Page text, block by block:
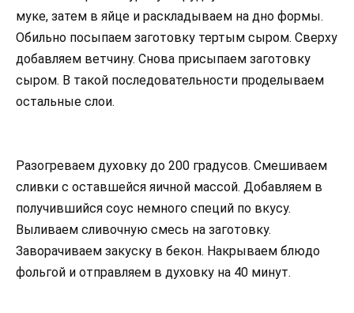
муке, затем в яйце и раскладываем на дно формы.
Обильно посыпаем заготовку тертым сыром. Сверху
добавляем ветчину. Снова присыпаем заготовку
сыром. В такой последовательности проделываем
остальные слои.
Разогреваем духовку до 200 градусов. Смешиваем
сливки с оставшейся яичной массой. Добавляем в
получившийся соус немного специй по вкусу.
Выливаем сливочную смесь на заготовку.
Заворачиваем закуску в бекон. Накрываем блюдо
фольгой и отправляем в духовку на 40 минут.